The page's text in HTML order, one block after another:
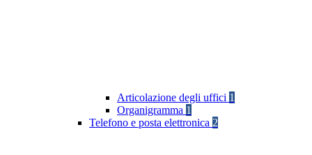
Articolazione degli uffici 1
Organigramma 1
Telefono e posta elettronica 2